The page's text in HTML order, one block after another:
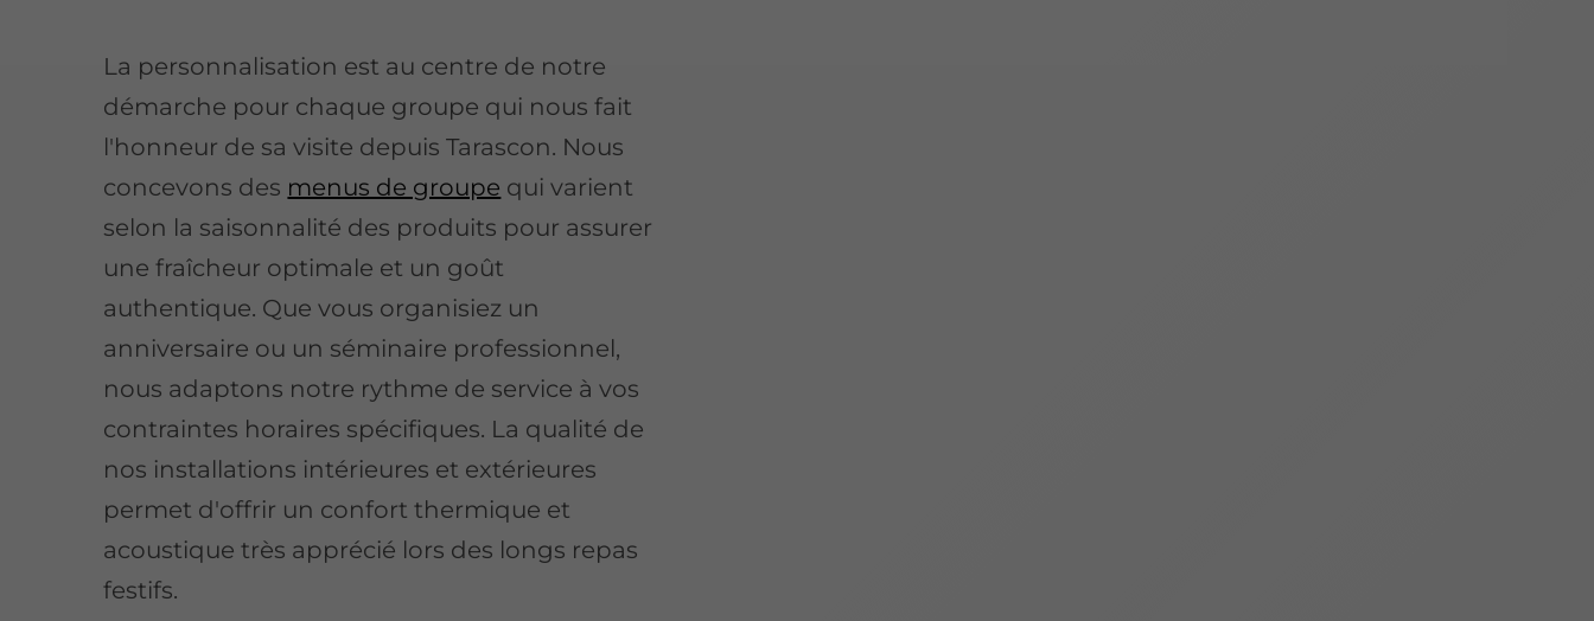
La personnalisation est au centre de notre
démarche pour chaque groupe qui nous fait
l'honneur de sa visite depuis Tarascon. Nous
concevons des menus de groupe qui varient
selon la saisonnalité des produits pour assurer
une fraîcheur optimale et un goût
authentique. Que vous organisiez un
anniversaire ou un séminaire professionnel,
nous adaptons notre rythme de service à vos
contraintes horaires spécifiques. La qualité de
nos installations intérieures et extérieures
permet d'offrir un confort thermique et
acoustique très apprécié lors des longs repas
festifs.